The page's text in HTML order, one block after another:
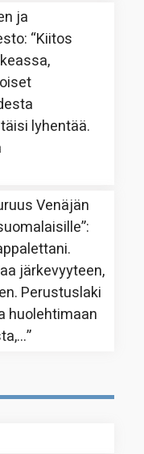
ja
: “Kiitos
lyhentää.
Venäjän
:
järkevyyteen,
Perustuslaki
huolehtimaan
”